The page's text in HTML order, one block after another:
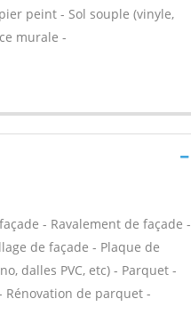
peint - Sol souple (vinyle,
murale -
- Ravalement de façade -
de façade - Plaque de
dalles PVC, etc) - Parquet -
Rénovation de parquet -